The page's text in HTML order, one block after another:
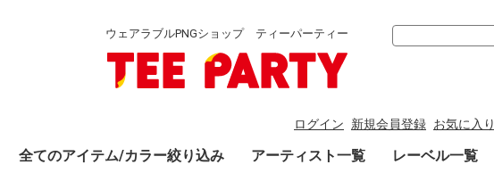
ウェアラブルPNGショップ ティーパーティー
ログイン 新規会員登録 お気に入り
全てのアイテム/カラー絞り込み アーティスト一覧 レーベル一覧